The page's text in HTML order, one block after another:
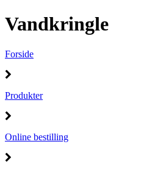
Vandkringle
Forside
Produkter
Online bestilling